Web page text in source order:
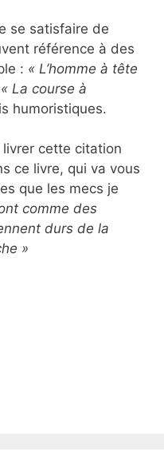
se satisfaire de
référence à des
: « L’homme à tête
« La course à
humoristiques.
cette citation
ce livre, qui va vous
que les mecs je
comme des
durs de la
»